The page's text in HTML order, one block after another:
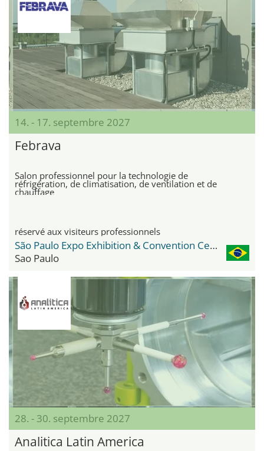
14. - 17. septembre 2027
Febrava
Salon professionnel pour la technologie de
réfrigération, de climatisation, de ventilation et de
chauffage
réservé aux visiteurs professionnels
São Paulo Expo Exhibition & Convention Center
Sao Paulo
28. - 30. septembre 2027
Analitica Latin America